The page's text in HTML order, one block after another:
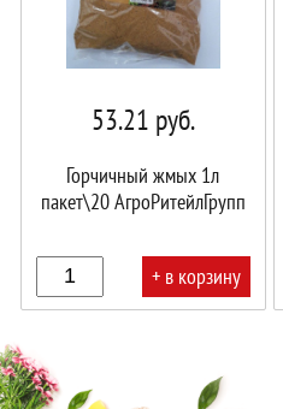
53.21 руб.
Горчичный жмых 1л
пакет\20 АгроРитейлГрупп
+ в корзину
корзине!